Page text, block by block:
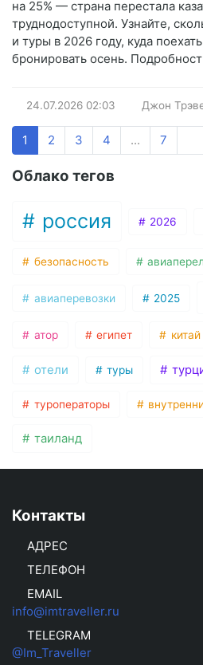
на 25% — страна перестала
труднодоступной. Узнайте,
и туры в 2026 году, куда
бронировать осень.
24.07.2026 02:03 Джон
1 2 3 4 ... 7
Облако тегов
россия 2026
безопасность
авиаперевозки 2025
атор египет китай
отели туры
туроператоры
таиланд
Контакты
АДРЕС
ТЕЛЕФОН
EMAIL
info@imtraveller.ru
TELEGRAM
@Im_Traveller